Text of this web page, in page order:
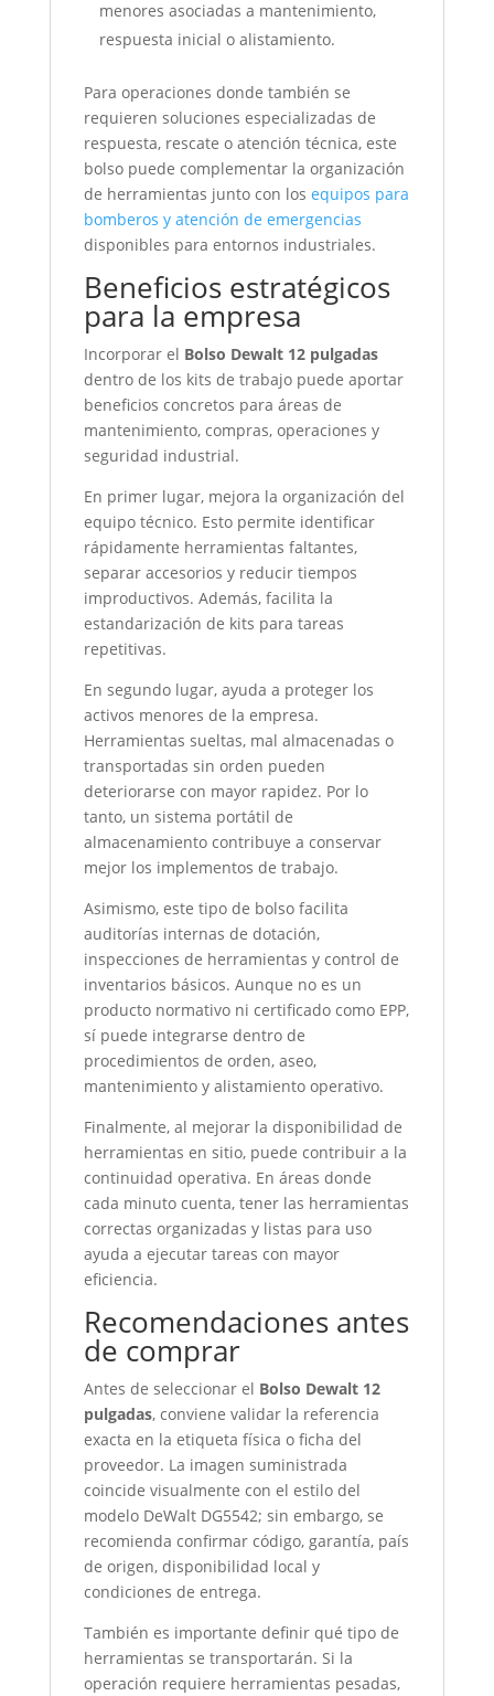
menores asociadas a mantenimiento,
respuesta inicial o alistamiento.
Para operaciones donde también se
requieren soluciones especializadas de
respuesta, rescate o atención técnica, este
bolso puede complementar la organización
de herramientas junto con los equipos para
bomberos y atención de emergencias
disponibles para entornos industriales.
Beneficios estratégicos
para la empresa
Incorporar el Bolso Dewalt 12 pulgadas
dentro de los kits de trabajo puede aportar
beneficios concretos para áreas de
mantenimiento, compras, operaciones y
seguridad industrial.
En primer lugar, mejora la organización del
equipo técnico. Esto permite identificar
rápidamente herramientas faltantes,
separar accesorios y reducir tiempos
improductivos. Además, facilita la
estandarización de kits para tareas
repetitivas.
En segundo lugar, ayuda a proteger los
activos menores de la empresa.
Herramientas sueltas, mal almacenadas o
transportadas sin orden pueden
deteriorarse con mayor rapidez. Por lo
tanto, un sistema portátil de
almacenamiento contribuye a conservar
mejor los implementos de trabajo.
Asimismo, este tipo de bolso facilita
auditorías internas de dotación,
inspecciones de herramientas y control de
inventarios básicos. Aunque no es un
producto normativo ni certificado como EPP,
sí puede integrarse dentro de
procedimientos de orden, aseo,
mantenimiento y alistamiento operativo.
Finalmente, al mejorar la disponibilidad de
herramientas en sitio, puede contribuir a la
continuidad operativa. En áreas donde
cada minuto cuenta, tener las herramientas
correctas organizadas y listas para uso
ayuda a ejecutar tareas con mayor
eficiencia.
Recomendaciones antes
de comprar
Antes de seleccionar el Bolso Dewalt 12
pulgadas, conviene validar la referencia
exacta en la etiqueta física o ficha del
proveedor. La imagen suministrada
coincide visualmente con el estilo del
modelo DeWalt DG5542; sin embargo, se
recomienda confirmar código, garantía, país
de origen, disponibilidad local y
condiciones de entrega.
También es importante definir qué tipo de
herramientas se transportarán. Si la
operación requiere herramientas pesadas,